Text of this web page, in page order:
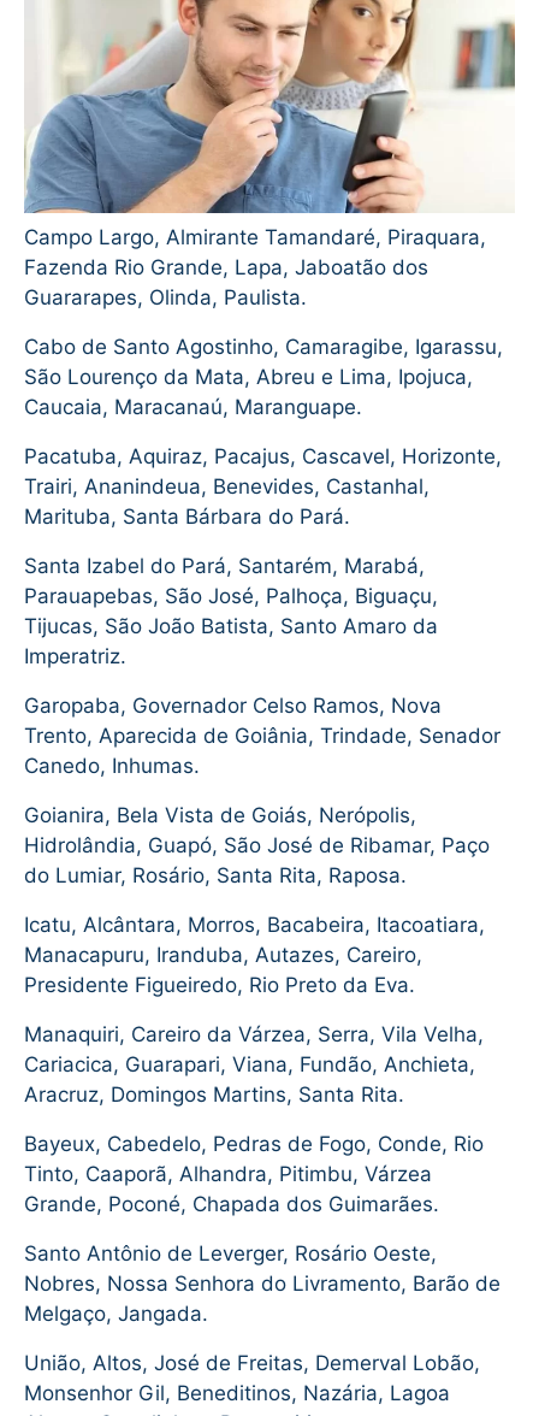
Campo Largo, Almirante Tamandaré, Piraquara,
Fazenda Rio Grande, Lapa, Jaboatão dos
Guararapes, Olinda, Paulista.
Cabo de Santo Agostinho, Camaragibe, Igarassu,
São Lourenço da Mata, Abreu e Lima, Ipojuca,
Caucaia, Maracanaú, Maranguape.
Pacatuba, Aquiraz, Pacajus, Cascavel, Horizonte,
Trairi, Ananindeua, Benevides, Castanhal,
Marituba, Santa Bárbara do Pará.
Santa Izabel do Pará, Santarém, Marabá,
Parauapebas, São José, Palhoça, Biguaçu,
Tijucas, São João Batista, Santo Amaro da
Imperatriz.
Garopaba, Governador Celso Ramos, Nova
Trento, Aparecida de Goiânia, Trindade, Senador
Canedo, Inhumas.
Goianira, Bela Vista de Goiás, Nerópolis,
Hidrolândia, Guapó, São José de Ribamar, Paço
do Lumiar, Rosário, Santa Rita, Raposa.
Icatu, Alcântara, Morros, Bacabeira, Itacoatiara,
Manacapuru, Iranduba, Autazes, Careiro,
Presidente Figueiredo, Rio Preto da Eva.
Manaquiri, Careiro da Várzea, Serra, Vila Velha,
Cariacica, Guarapari, Viana, Fundão, Anchieta,
Aracruz, Domingos Martins, Santa Rita.
Bayeux, Cabedelo, Pedras de Fogo, Conde, Rio
Tinto, Caaporã, Alhandra, Pitimbu, Várzea
Grande, Poconé, Chapada dos Guimarães.
Santo Antônio de Leverger, Rosário Oeste,
Nobres, Nossa Senhora do Livramento, Barão de
Melgaço, Jangada.
União, Altos, José de Freitas, Demerval Lobão,
Monsenhor Gil, Beneditinos, Nazária, Lagoa